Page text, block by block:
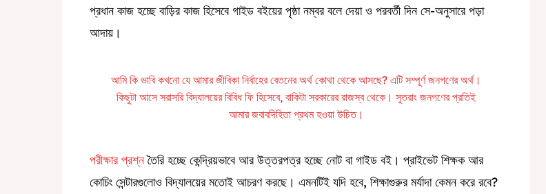
প্রধান কাজ হচ্ছে বাড়ির কাজ হিসেবে গাইড বইয়ের পৃষ্ঠা নম্বর বলে দেয়া ও পরবর্তী দিন সে-অনুসারে পড়া
আদায়।
আমি কি ভাবি কখনো যে আমার জীবিকা নির্বাহের বেতনের অর্থ কোথা থেকে আসছে? এটি সম্পূর্ণ জনগণের অর্থ।
কিছুটা আসে সরাসরি বিদ্যালয়ের বিবিধ ফি হিসেবে, বাকিটা সরকারের রাজস্ব থেকে। সুতরাং জনগণের প্রতিই
আমার জবাবদিহিতা প্রথম হওয়া উচিত।
পরীক্ষার প্রশ্নতৈরি হচ্ছে কেন্দ্রিয়ভাবে আর উত্তরপত্র হচ্ছে নোট বা গাইড বই। প্রাইভেট শিক্ষক আর
কোচিং সেন্টারগুলোও বিদ্যালয়ের মতোই আচরণ করছে। এমনটিই যদি হবে, শিক্ষাগুরুর মর্যাদা কেমন করে রবে?